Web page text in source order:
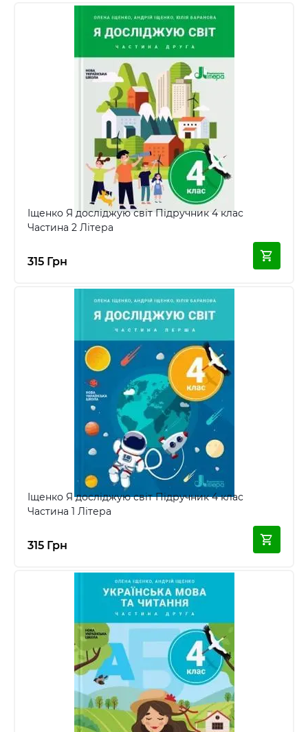
Іщенко Я досліджую світ Підручник 4 клас
Частина 2 Літера
315 Грн
Іщенко Я досліджую світ Підручник 4 клас
Частина 1 Літера
315 Грн